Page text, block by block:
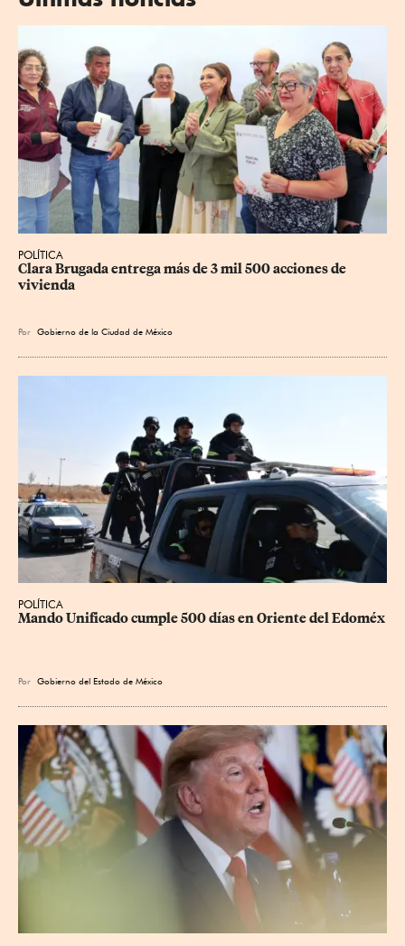
POLÍTICA
Clara Brugada entrega más de 3 mil 500 acciones de
vivienda
Por Gobierno de la Ciudad de México
POLÍTICA
Mando Unificado cumple 500 días en Oriente del Edoméx
Por Gobierno del Estado de México